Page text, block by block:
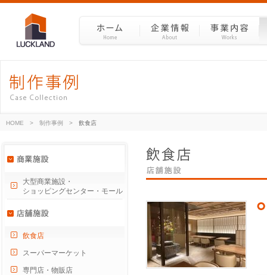
HOME > 制作事例 > 飲食店
大型商業施設・
ショッピングセンター・モール
飲食店
スーパーマーケット
専門店・物販店